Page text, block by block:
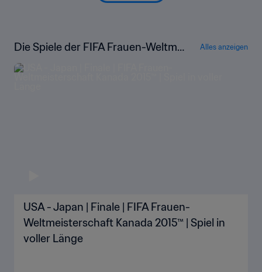
Die Spiele der FIFA Frauen-Weltmei
sterschaft Kanada 2015™ in voller L
änge
Alles anzeigen
USA - Japan | Finale | FIFA Frauen-
Weltmeisterschaft Kanada 2015™ | Spiel in
voller Länge